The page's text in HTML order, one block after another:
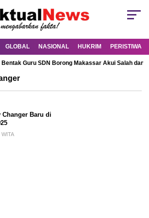
GLOBAL NASIONAL HUKRIM PERISTIWA
Guru SDN Borong Makassar Akui Salah dan
Changer Baru di
WITA